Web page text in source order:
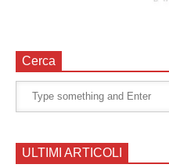
Cerca
ULTIMI ARTICOLI